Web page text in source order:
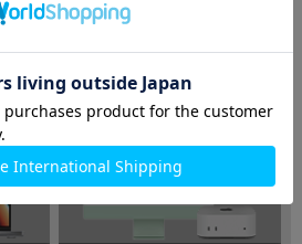
ポータブルゲーミングPC